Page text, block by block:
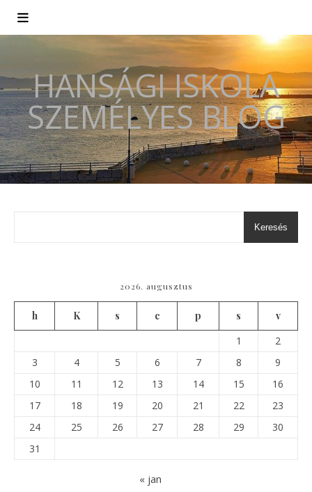
HANSÁGI ISKOLA
SZEMÉLYES BLOG
Keresés
2026. augusztus
h K s c p s
v
1
2
3
4 5 6 7 8
9
10
11 12 13 14 15
16
17
18 19 20 21 22
23
24
25 26 27 28 29
30
31
« jan